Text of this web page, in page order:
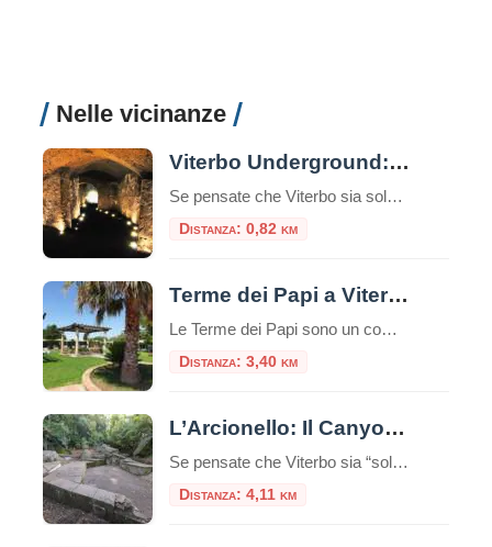
Nelle vicinanze
Viterbo Underground: alla scoperta di un mondo sotterraneo
Se pensate che Viterbo sia solo una città di piazze storiche, chiese medievali e terme curative, preparatevi a scoprire una faccia segreta della città: il suo sottosuolo, ricco di misteri, leggende e storia dimenticata. Viterbo, infatti, non è solo la “Città dei Papi” – ma è anche una delle città italiane che custodisce un labirinto […]
Distanza: 0,82 km
Terme dei Papi a Viterbo
Le Terme dei Papi sono un complesso termale situato nella città di Viterbo, nel Lazio.Queste terme sono conosciute per la loro storia antica e la reputazione di offrire benefici per la salute e il benessere. Storia e Origine delle Terme dei Papi Le Terme dei Papi hanno una lunga storia che risale all’epoca romana.Il nome […]
Distanza: 3,40 km
L’Arcionello: Il Canyon Segreto alle Porte di Viterbo
Se pensate che Viterbo sia “solo” il Palazzo dei Papi e le terme, preparatevi a una sorpresa. A pochi passi dalle mura medievali della città, un cuneo di verde selvaggio si insinua verso il cuore della Tuscia: è la Riserva Naturale Regionale della Valle dell’Arcionello. Per un turista, scoprire l’Arcionello è come trovare un passaggio […]
Distanza: 4,11 km